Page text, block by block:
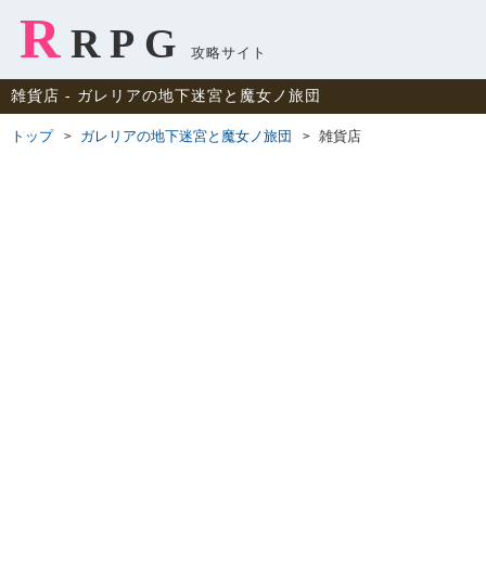
R RPG 攻略サイト
雑貨店 ‐ ガレリアの地下迷宮と魔女ノ旅団
トップ ガレリアの地下迷宮と魔女ノ旅団 雑貨店